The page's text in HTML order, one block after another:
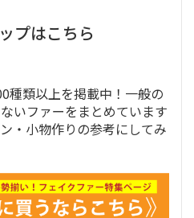
プはこちら
種類以上を掲載中！一般の
いファーをまとめています
・小物作りの参考にしてみ